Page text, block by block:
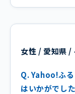
女性 / 愛知県 /
Q. Yahoo!ふ
はいかがでした